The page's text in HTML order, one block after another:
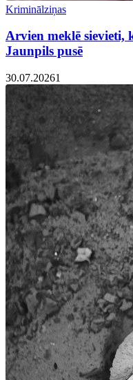
Kriminālziņas
Arvien meklē sievieti,
Jaunpils pusē
30.07.20261